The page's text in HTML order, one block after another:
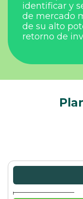
identificar y
de mercado
de su alto
retorno de